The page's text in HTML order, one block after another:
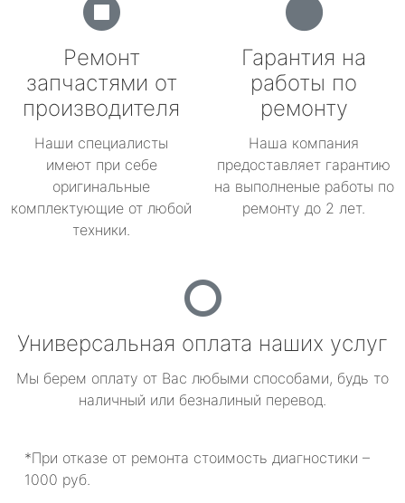
Ремонт
запчастями от
производителя
Наши специалисты
имеют при себе
оригинальные
комплектующие от любой
техники.
Гарантия на
работы по
ремонту
Наша компания
предоставляет гарантию
на выполненые работы по
ремонту до 2 лет.
Универсальная оплата наших услуг
Мы берем оплату от Вас любыми способами, будь то
наличный или безналиный перевод.
*При отказе от ремонта стоимость диагностики –
1000 руб.